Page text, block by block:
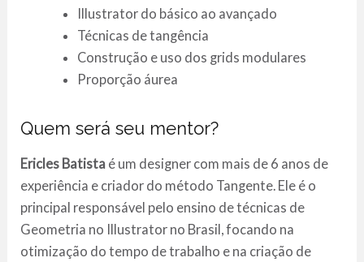
Illustrator do básico ao avançado
Técnicas de tangência
Construção e uso dos grids modulares
Proporção áurea
Quem será seu mentor?
Ericles Batista é um designer com mais de 6 anos de
experiência e criador do método Tangente. Ele é o
principal responsável pelo ensino de técnicas de
Geometria no Illustrator no Brasil, focando na
otimização do tempo de trabalho e na criação de